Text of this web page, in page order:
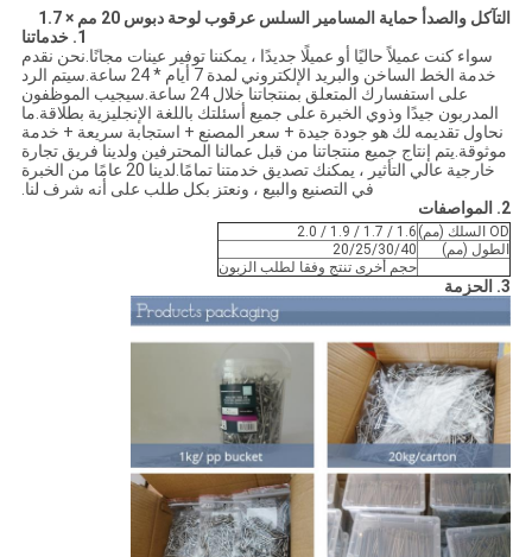
التآكل والصدأ حماية المسامير السلس عرقوب لوحة دبوس 20 مم × 1.7
1. خدماتنا
سواء كنت عميلاً حاليًا أو عميلًا جديدًا ، يمكننا توفير عينات مجانًا.نحن نقدم
خدمة الخط الساخن والبريد الإلكتروني لمدة 7 أيام * 24 ساعة.سيتم الرد
على استفسارك المتعلق بمنتجاتنا خلال 24 ساعة.سيجيب الموظفون
المدربون جيدًا وذوي الخبرة على جميع أسئلتك باللغة الإنجليزية بطلاقة.ما
نحاول تقديمه لك هو جودة جيدة + سعر المصنع + استجابة سريعة + خدمة
موثوقة.يتم إنتاج جميع منتجاتنا من قبل عمالنا المحترفين ولدينا فريق تجارة
خارجية عالي التأثير ، يمكنك تصديق خدمتنا تمامًا.لدينا 20 عامًا من الخبرة
في التصنيع والبيع ، ونعتز بكل طلب على أنه شرف لنا.
2. المواصفات
OD السلك (مم)
1.6 / 1.7 / 1.9 / 2.0
الطول (مم)
20/25/30/40
حجم أخرى تنتج وفقا لطلب الزبون
3. الحزمة